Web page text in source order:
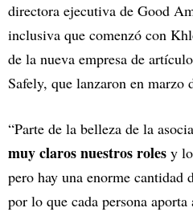
directora ejecutiva de Good
inclusiva que comenzó con
de la nueva empresa de
Safely, que lanzaron en marzo
“Parte de la belleza de la
muy claros nuestros roles y
pero hay una enorme cantidad
por lo que cada persona